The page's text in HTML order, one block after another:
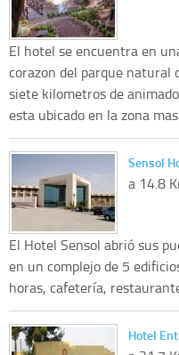
El hotel se encuentra en
corazon del parque natural
siete kilometros de
esta ubicado en la zona
Sensol
a 14.8
El Hotel Sensol abrió sus
en un complejo de 5
horas, cafetería,
Hotel